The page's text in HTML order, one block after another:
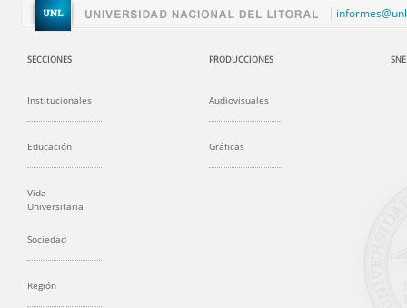
SECCIONES
Institucionales
Educación
Vida
Universitaria
Sociedad
Región
PRODUCCIONES
Audiovisuales
Gráficas
SNE